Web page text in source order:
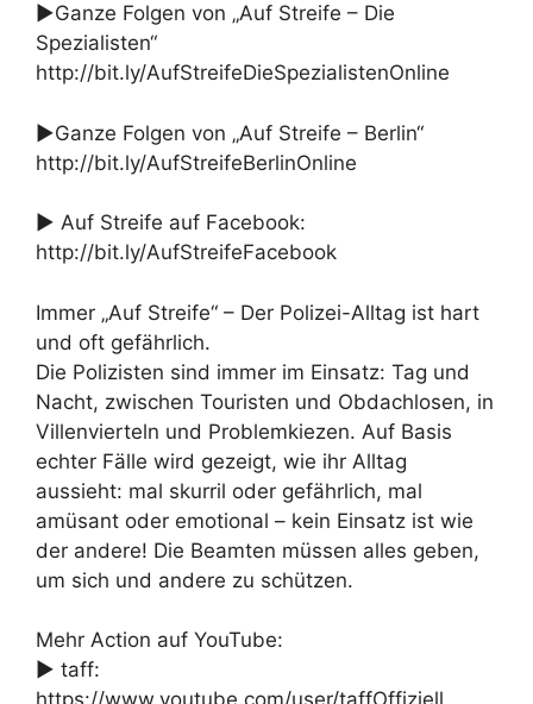
►Ganze Folgen von „Auf Streife – Die
Spezialisten“
http://bit.ly/AufStreifeDieSpezialistenOnline
►Ganze Folgen von „Auf Streife – Berlin“
http://bit.ly/AufStreifeBerlinOnline
► Auf Streife auf Facebook:
http://bit.ly/AufStreifeFacebook
Immer „Auf Streife“ – Der Polizei-Alltag ist hart
und oft gefährlich.
Die Polizisten sind immer im Einsatz: Tag und
Nacht, zwischen Touristen und Obdachlosen, in
Villenvierteln und Problemkiezen. Auf Basis
echter Fälle wird gezeigt, wie ihr Alltag
aussieht: mal skurril oder gefährlich, mal
amüsant oder emotional – kein Einsatz ist wie
der andere! Die Beamten müssen alles geben,
um sich und andere zu schützen.
Mehr Action auf YouTube:
► taff: